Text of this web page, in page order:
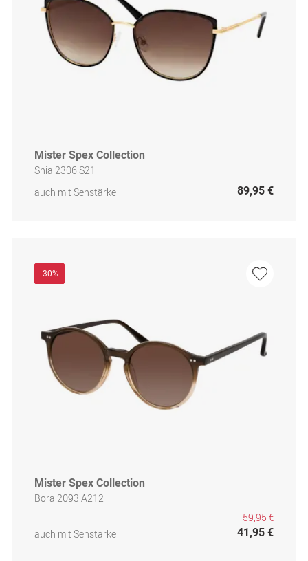
Mister Spex Collection
Shia 2306 S21
auch mit Sehstärke
89,95 €
-30%
Mister Spex Collection
Bora 2093 A212
auch mit Sehstärke
59,95 €
41,95 €